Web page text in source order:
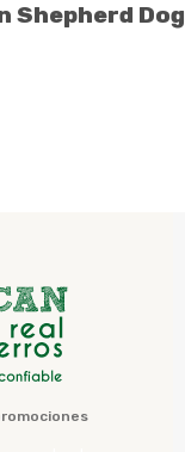
Shepherd Dog